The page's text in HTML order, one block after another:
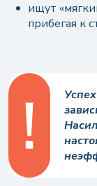
ищут
прибегая к